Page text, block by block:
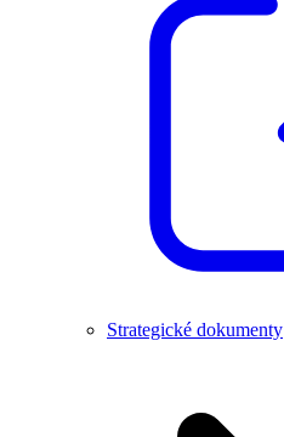
Strategické dokumenty